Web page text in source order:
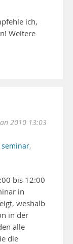
ich,
Weitere
2010 13:03
seminar,
bis 12:00
in
weshalb
in der
alle
die